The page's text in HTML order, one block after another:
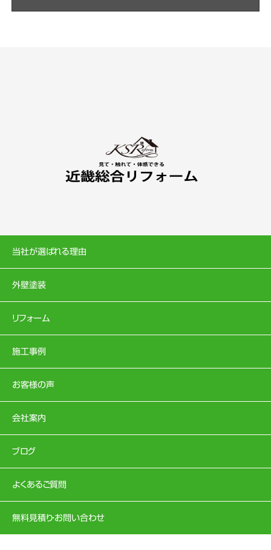
当社が選ばれる理由
外壁塗装
リフォーム
施工事例
お客様の声
会社案内
ブログ
よくあるご質問
無料見積り・お問い合わせ